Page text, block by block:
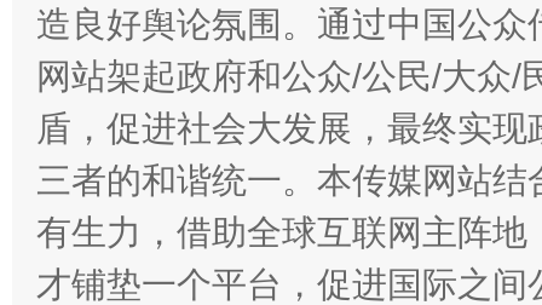
造良好舆论氛围。通过中国公
网站架起政府和公众/公民/大众
盾，促进社会大发展，最终实
三者的和谐统一。本传媒网站
有生力，借助全球互联网主阵
才铺垫一个平台，促进国际之